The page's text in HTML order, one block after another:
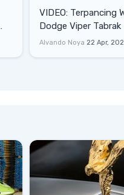
VIDEO: Terpancing
Dodge Viper Tabrak
Saat Burnout
Alvando Noya 22 Apr,